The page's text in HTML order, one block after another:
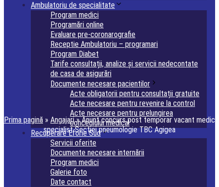
Ambulatoriu de specialitate
Program medici
Programări online
Evaluare pre-coronarografie
Receptie Ambulatoriu – programari
Program Diabet
Tarife consultații, analize și servicii nedecontate
de casa de asigurări
Documente necesare pacientilor
Acte obligatorii pentru consultații gratuite
Acte necesare pentru revenire la control
Acte necesare pentru prelungirea
concediului medical
Recuperare Eforie Sud
Servicii oferite
Documente necesare internării
Program medici
Galerie foto
Date contact
Prima pagină » Angajari »Anunț concurs post temporar vacant medic
specialist Secţiei pneumologie TBC Agigea